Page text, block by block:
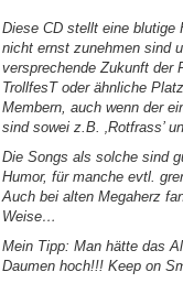
Diese CD stellt eine blutige
nicht ernst zunehmen sind
versprechende Zukunft der
TrollfesT oder ähnliche
Membern, auch wenn der
sind sowei z.B. ‚Rotfrass’
Die Songs als solche sind
Humor, für manche evtl.
Auch bei alten Megaherz
Weise…
Mein Tipp: Man hätte das
Daumen hoch!!! Keep on